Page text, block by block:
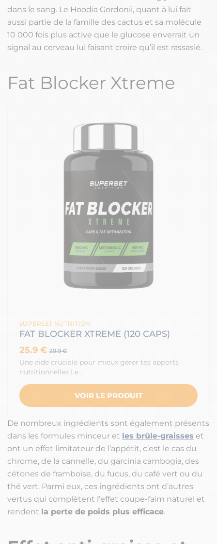
dans le sang. Le Hoodia Gordonii, quant à lui fait
aussi partie de la famille des cactus et sa molécule
10 000 fois plus active que le glucose enverrait un
signal au cerveau lui faisant croire qu’il est rassasié.
Fat Blocker Xtreme
SUPERSET NUTRITION
FAT BLOCKER XTREME (120 CAPS)
25.9 € 29.9 €
Une aide cruciale pour mieux gérer tes apports
nutritionnelles Le…
VOIR LE PRODUIT
De nombreux ingrédients sont également présents
dans les formules minceur et les brûle-graisses et
ont un effet limitateur de l’appétit, c’est le cas du
chrome, de la cannelle, du garcinia cambogia, des
cétones de framboise, du fucus, du café vert ou du
thé vert. Parmi eux, ces ingrédients ont d’autres
vertus qui complètent l’effet coupe-faim naturel et
rendent la perte de poids plus efficace.